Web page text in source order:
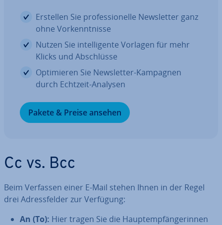
Erstellen Sie pro­fes­sio­nel­le News­let­ter ganz
ohne Vor­kennt­nis­se
Nutzen Sie in­tel­li­gen­te Vorlagen für mehr
Klicks und Ab­schlüs­se
Op­ti­mie­ren Sie News­let­ter-Kampagnen
durch Echtzeit-Analysen
Pakete & Preise ansehen
Cc vs. Bcc
Beim Verfassen einer E-Mail stehen Ihnen in der Regel
drei Adress­fel­der zur Verfügung:
An (To): Hier tragen Sie die Haupt­emp­fän­ge­rin­nen